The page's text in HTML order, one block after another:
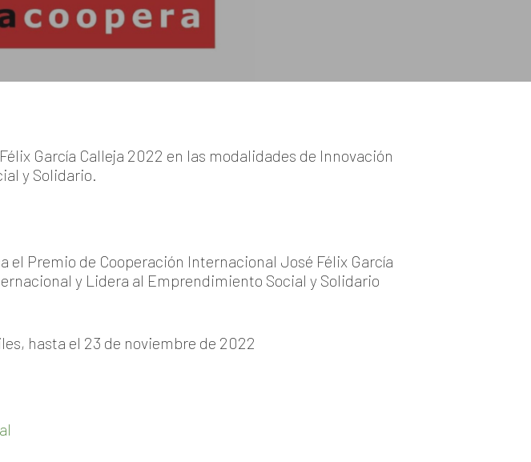
García Calleja 2022 en las modalidades de Innovación
y Solidario.
el Premio de Cooperación Internacional José Félix García
y Lidera al Emprendimiento Social y Solidario
hasta el 23 de noviembre de 2022